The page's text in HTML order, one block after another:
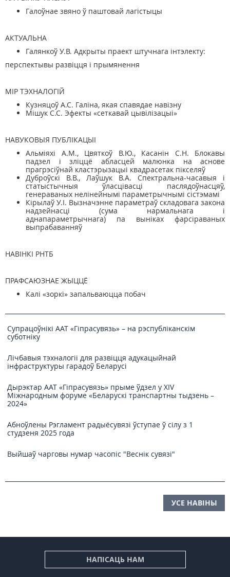
Галоўнае звяно ў паштовай лагістыцы
АКТУАЛЬНА
Галянкоў У.В. Адкрыты праект штучнага інтэлекту:
перспектывы развіцця і прымянення
МІР ТЭХНАЛОГІЙ
Кузняцоў А.С. Галіна, якая спавядае навізну
Мішук С.С. Эфекты «сеткавай цывілізацыі»
НАВУКОВЫЯ ПУБЛІКАЦЫІ
Альміяхі А.М., Цвяткоў В.Ю., Касанін С.Н. Блокавы
падзел і зліццё абласцей малюнка на аснове
прагрэсіўнай кластэрызацыі квадрасетак пікселяў
Дуброўскі В.В., Лаўшук В.А. Спектральна-часавыя і
статыстычныя ўласцівасці паслядоўнасцяў,
генераваных нелінейнымі параметрычнымі сістэмамі
Кірылаў У.І. Вызначэнне параметраў складовага закона
надзейнасці (сума нармальнага і
аднапараметрычнага) па выніках фарсіраваных
выпрабаванняў
НАВІНКІ РНТБ
ПРАФСАЮЗНАЕ ЖЫЦЦЁ
Калі «зоркі» запальваюцца побач
Супрацоўнікі ААТ «Гіпрасувязь» – на рэспубліканскім
суботніку
Лічбавыя тэхналогіі для развіцця адукацыйнай
інфраструктуры гарадоў Беларусі
Дырэктар ААТ «Гіпрасувязь» прыме ўдзел у XIV
Міжнародным форуме «Беларускі транспартны тыдзень –
2024»
Абноўлены Рэгламент радыёсувязі ўступае ў сілу з 1
студзеня 2025 года
Выйшаў чарговы нумар часопіс "Веснiк сувязi"
УСЕ НАВІНЫ
НАПІСАЦЬ НАМ